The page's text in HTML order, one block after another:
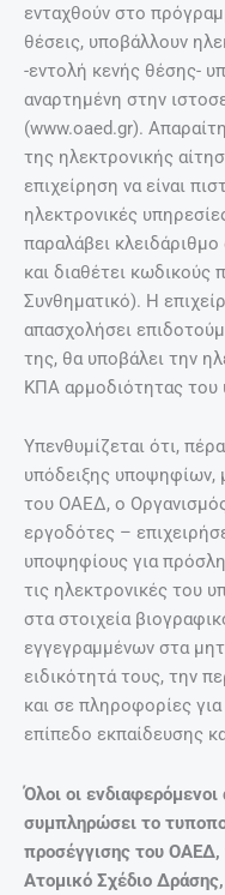
ενταχθούν στο
θέσεις, υποβάλλουν
-εντολή κενής θέσης-
αναρτημένη στην
(www.oaed.gr).
της ηλεκτρονικής
επιχείρηση να είναι
ηλεκτρονικές
παραλάβει
και διαθέτει
Συνθηματικό). Η
απασχολήσει
της, θα υποβάλει την
ΚΠΑ αρμοδιότητας του
Υπενθυμίζεται ότι,
υπόδειξης
του ΟΑΕΔ, ο
εργοδότες –
υποψηφίους για
τις ηλεκτρονικές του
στα στοιχεία
εγγεγραμμένων στα
ειδικότητά τους, την
και σε πληροφορίες
επίπεδο εκπαίδευσης
Όλοι οι
συμπληρώσει το
προσέγγισης του
Ατομικό Σχέδιο